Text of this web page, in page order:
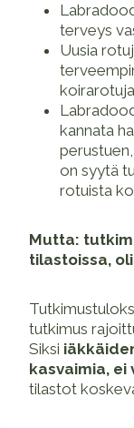
terveys
Uusia
kannata
on syytä
rotuista
Mutta:
tilastoissa,
tutkimus
Siksi
kasvaimia, ei
tilastot